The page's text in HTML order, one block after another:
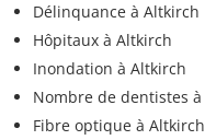
Délinquance à Altkirch
Hôpitaux à Altkirch
Inondation à Altkirch
Nombre de dentistes
Fibre optique à Altkirch